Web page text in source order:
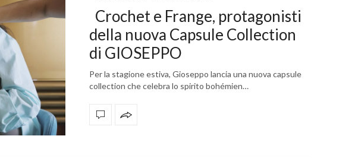
Crochet e Frange, protagonisti
della nuova Capsule Collection
di GIOSEPPO
Per la stagione estiva, Gioseppo lancia una nuova capsule
collection che celebra lo spirito bohémien…